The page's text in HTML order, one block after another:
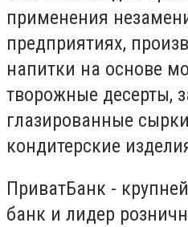
применения
предприятиях,
напитки на основе
творожные десерты,
глазированные
кондитерские
ПриватБанк -
банк и лидер